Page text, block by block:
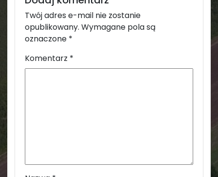
Twój adres e-mail nie zostanie
opublikowany. Wymagane pola są
oznaczone *
Komentarz *